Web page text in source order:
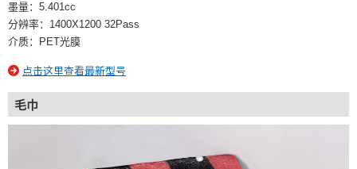
墨量：5.401cc
分辨率：1400X1200 32Pass
介质：PET光膜
点击这里查看最新型号
毛巾